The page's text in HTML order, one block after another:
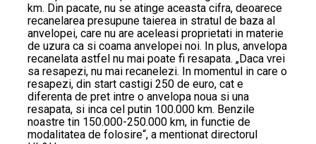
km. Din pacate, nu se atinge aceasta cifra, deoarece
recanelarea presupune taierea in stratul de baza al
anvelopei, care nu are aceleasi proprietati in materie
de uzura ca si coama anvelopei noi. In plus, anvelopa
recanelata astfel nu mai poate fi resapata. „Daca vrei
sa resapezi, nu mai recanelezi. In momentul in care o
resapezi, din start castigi 250 de euro, cat e
diferenta de pret intre o anvelopa noua si una
resapata, si inca cel putin 100.000 km. Benzile
noastre tin 150.000-250.000 km, in functie de
modalitatea de folosire“, a mentionat directorul